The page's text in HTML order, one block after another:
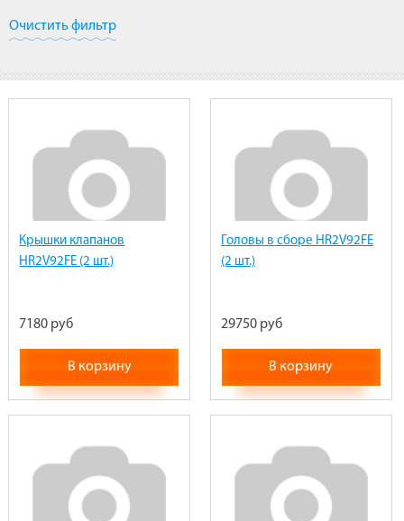
Очистить фильтр
Крышки клапанов
HR2V92FE (2 шт.)
7180 руб
В корзину
Головы в сборе HR2V92FE
(2 шт.)
29750 руб
В корзину